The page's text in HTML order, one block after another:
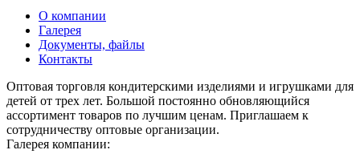
О компании
Галерея
Документы, файлы
Контакты
Оптовая торговля кондитерскими изделиями и игрушками для
детей от трех лет. Большой постоянно обновляющийся
ассортимент товаров по лучшим ценам. Приглашаем к
сотрудничеству оптовые организации.
Галерея компании: